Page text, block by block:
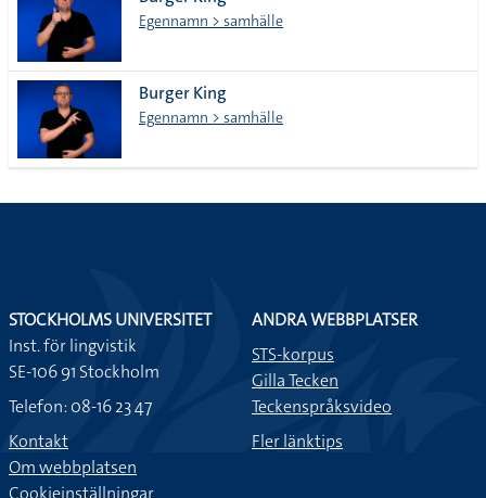
lista
Egennamn > samhälle
Burger King
Egennamn > samhälle
STOCKHOLMS UNIVERSITET
Inst. för lingvistik
SE-106 91 Stockholm
Telefon: 08-16 23 47
Kontakt
Om webbplatsen
Cookieinställningar
ANDRA WEBBPLATSER
STS-korpus
Gilla Tecken
Teckenspråksvideo
Fler länktips